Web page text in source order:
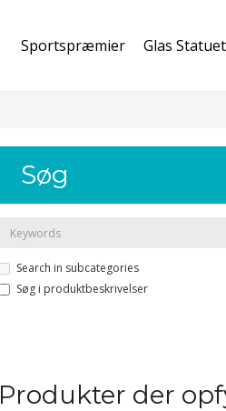
Sportspræmier Glas
Søg
Search in subcategories
Søg i produktbeskrivelser
Produkter der